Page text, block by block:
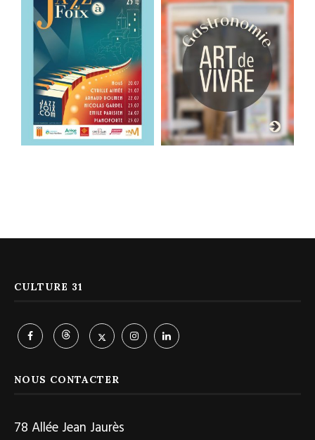
CULTURE 31
NOUS CONTACTER
78 Allée Jean Jaurès